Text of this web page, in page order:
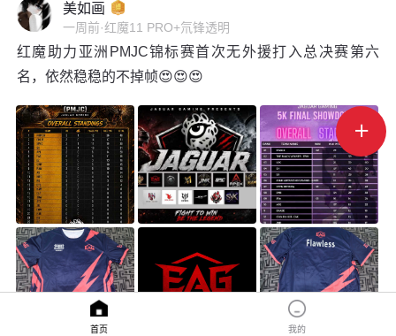
美如画
一周前·红魔11 PRO+氘锋透明
红魔助力亚洲PMJC锦标赛首次无外援打入总决赛第六
名，依然稳稳的不掉帧😍😍😍

首页 我的